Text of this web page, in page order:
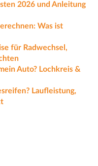
2026 und Anleitung
Was ist
für Radwechsel,
Auto? Lochkreis &
Laufleistung,